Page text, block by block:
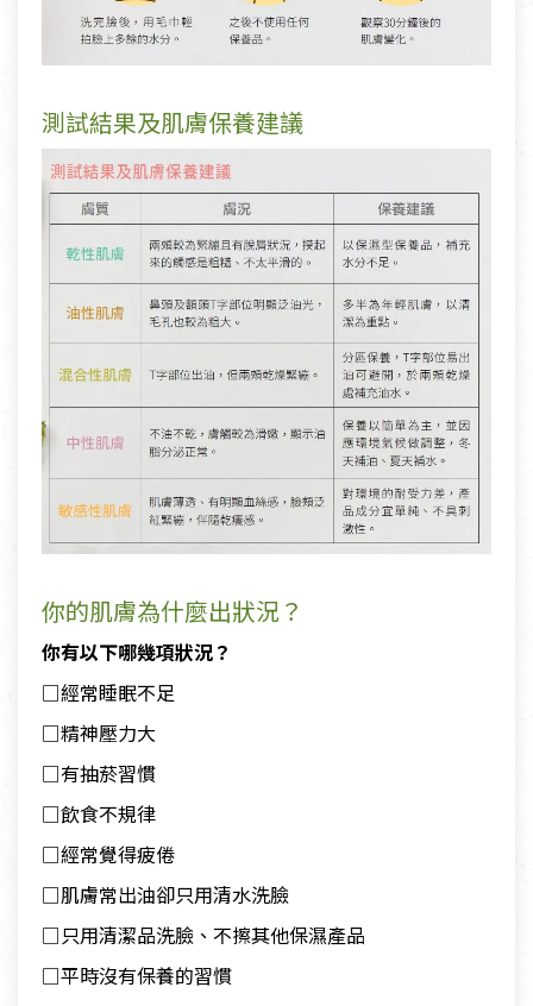
測試結果及肌膚保養建議
你的肌膚為什麼出狀況？
你有以下哪幾項狀況？
□經常睡眠不足
□精神壓力大
□有抽菸習慣
□飲食不規律
□經常覺得疲倦
□肌膚常出油卻只用清水洗臉
□只用清潔品洗臉、不擦其他保濕產品
□平時沒有保養的習慣